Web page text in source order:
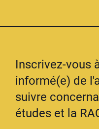
Inscrivez-vous
informé(e) de
suivre
études et la